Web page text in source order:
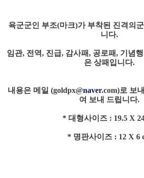
육군군인 부조(마크)가 부착된 진격의
니다.
임관, 전역, 진급, 감사패, 공로패, 기념
은 상패입니다.
내용은 메일 (goldpx@naver.com)로 보
여 보내 드립니다.
* 대형사이즈 : 19.5 X
* 명판사이즈 : 12 X 6